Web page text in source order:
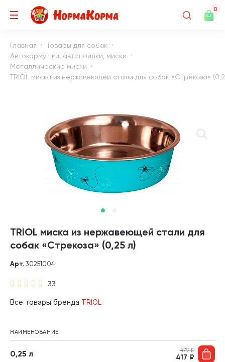
0
Главная
Товары для собак
Автокормушки, автопоилки, миски
Металлические миски
TRIOL миска из нержавеющей стали для собак «Стрекоза»
TRIOL миска из нержавеющей стали для
собак «Стрекоза» (0,25 л)
33
Арт. 30251004
Все товары бренда TRIOL
НАИМЕНОВАНИЕ
0,25 л 479₽
417 ₽